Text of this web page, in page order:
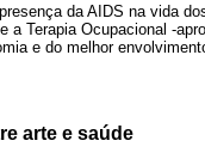
da AIDS na vida
Terapia Ocupacional -
e do melhor
arte e saúde